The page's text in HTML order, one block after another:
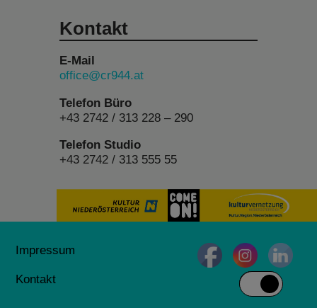
Kontakt
E-Mail
office@cr944.at
Telefon Büro
+43 2742 / 313 228 – 290
Telefon Studio
+43 2742 / 313 555 55
Impressum
Kontakt